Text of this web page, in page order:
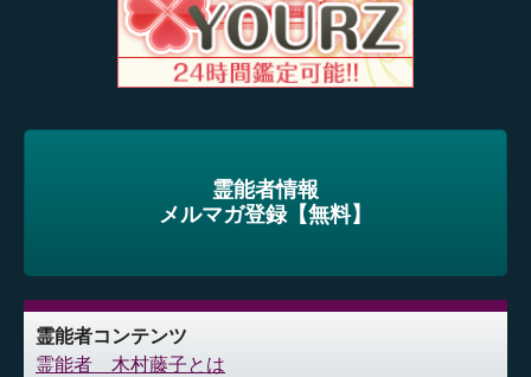
霊能者情報
メルマガ登録【無料】
霊能者コンテンツ
霊能者 木村藤子とは